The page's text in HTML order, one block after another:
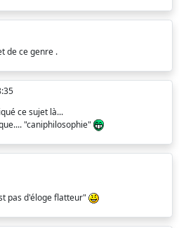
de ce genre .
ce sujet là...
"caniphilosophie"
pas d'éloge flatteur"